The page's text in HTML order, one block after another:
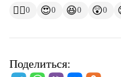
👍🏻0 😍0 😆0 😲0
Поделиться: